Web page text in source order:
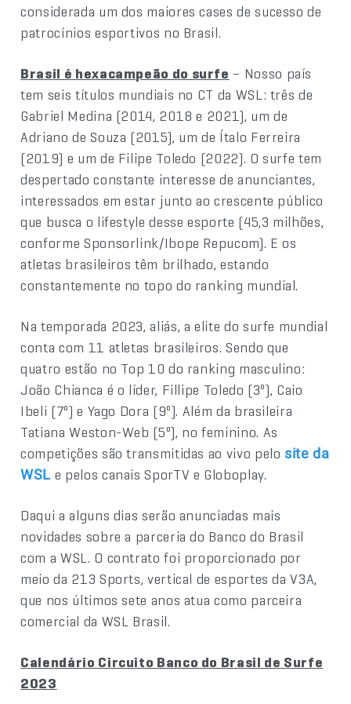
considerada um dos maiores cases de sucesso de
patrocínios esportivos no Brasil.
Brasil é hexacampeão do surfe – Nosso país
tem seis títulos mundiais no CT da WSL: três de
Gabriel Medina (2014, 2018 e 2021), um de
Adriano de Souza (2015), um de Ítalo Ferreira
(2019) e um de Filipe Toledo (2022). O surfe tem
despertado constante interesse de anunciantes,
interessados em estar junto ao crescente público
que busca o lifestyle desse esporte (45,3 milhões,
conforme Sponsorlink/Ibope Repucom). E os
atletas brasileiros têm brilhado, estando
constantemente no topo do ranking mundial.
Na temporada 2023, aliás, a elite do surfe mundial
conta com 11 atletas brasileiros. Sendo que
quatro estão no Top 10 do ranking masculino:
João Chianca é o líder, Fillipe Toledo (3º), Caio
Ibeli (7º) e Yago Dora (9º). Além da brasileira
Tatiana Weston-Web (5º), no feminino. As
competições são transmitidas ao vivo pelo site da
WSL e pelos canais SporTV e Globoplay.
Daqui a alguns dias serão anunciadas mais
novidades sobre a parceria do Banco do Brasil
com a WSL. O contrato foi proporcionado por
meio da 213 Sports, vertical de esportes da V3A,
que nos últimos sete anos atua como parceira
comercial da WSL Brasil.
Calendário Circuito Banco do Brasil de Surfe
2023